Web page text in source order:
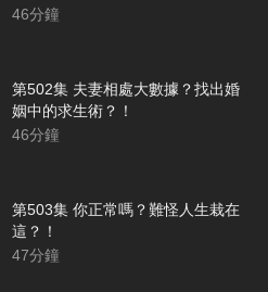
46分鐘
第502集 夫妻相處大數據？找出婚
姻中的求生術？！
46分鐘
第503集 你正常嗎？難怪人生栽在
這？！
47分鐘